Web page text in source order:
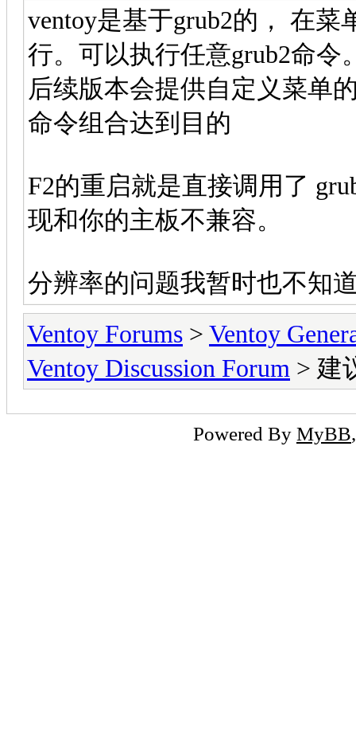
ventoy是基于grub2的， 在菜
行。可以执行任意grub2命令
后续版本会提供自定义菜单
命令组合达到目的
F2的重启就是直接调用了
现和你的主板不兼容。
分辨率的问题我暂时也不知
Ventoy Forums > Ventoy
Ventoy Discussion Forum > 建
Powered By MyBB